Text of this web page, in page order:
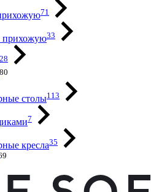
71
прихожую33
28
80
столы113
7
кресла35